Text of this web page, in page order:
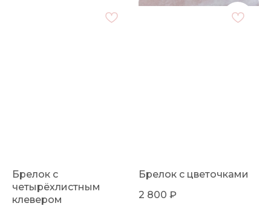
Брелок с
четырёхлистным
клевером
Брелок с цветочками
2 800 ₽